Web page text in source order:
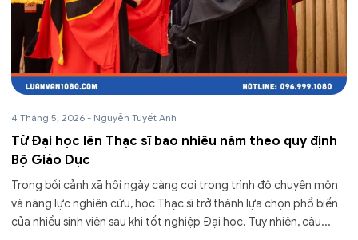
4 Tháng 5, 2026 - Nguyễn Tuyết Anh
Từ Đại học lên Thạc sĩ bao nhiêu năm theo quy định
Bộ Giáo Dục
Trong bối cảnh xã hội ngày càng coi trọng trình độ chuyên môn
và năng lực nghiên cứu, học Thạc sĩ trở thành lựa chọn phổ biến
của nhiều sinh viên sau khi tốt nghiệp Đại học. Tuy nhiên, câu...